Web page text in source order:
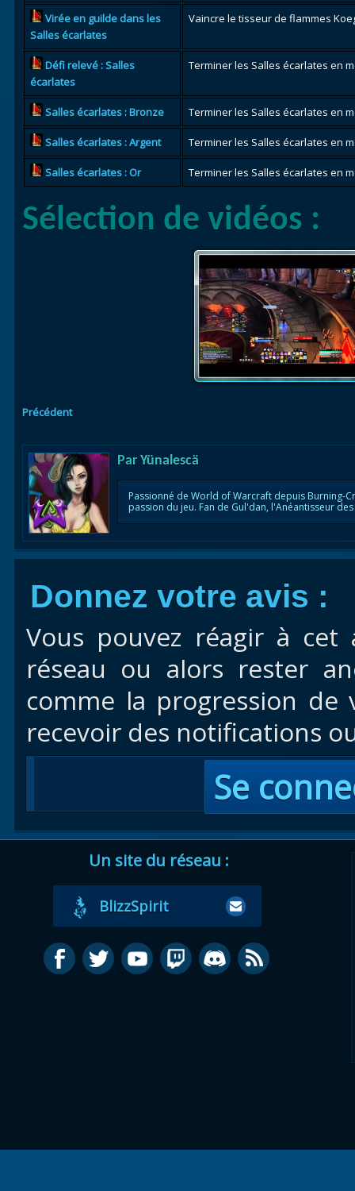
Virée en guilde dans les
Salles écarlates
Vaincre le tisseur de flammes
Défi relevé : Salles
écarlates
Terminer les Salles écarlates en
Salles écarlates : Bronze Terminer les Salles écarlates en
Salles écarlates : Argent Terminer les Salles écarlates en
Salles écarlates : Or Terminer les Salles écarlates en
Sélection de vidéos :
Précédent
Par Yünalescä
Passionné de World of Warcraft depuis Burning-
passion du jeu. Fan de Gul'dan, l'Anéantisseur
Donnez votre avis :
Vous pouvez réagir à
réseau ou alors rester
comme la progression
recevoir des notifications
Se
Un site du réseau :
BlizzSpirit